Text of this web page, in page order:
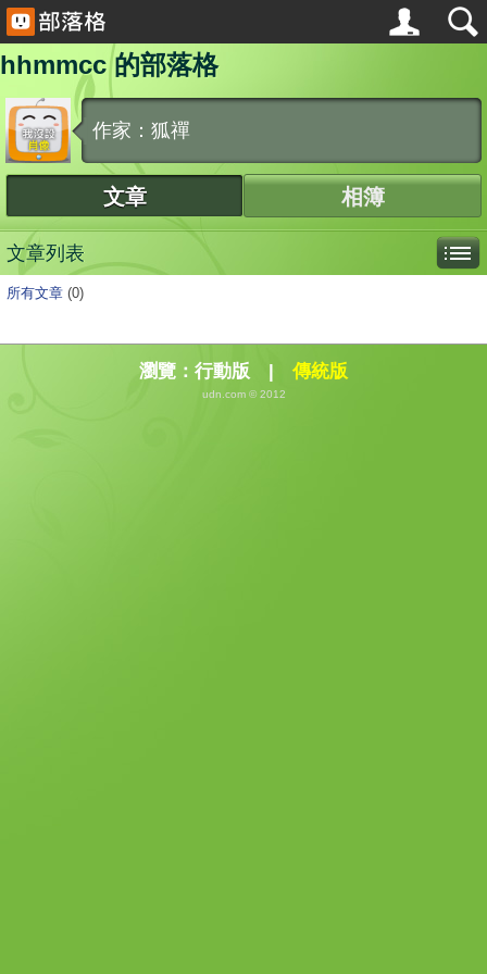
hhmmcc 的部落格
作家：狐禪
文章 相簿
文章列表
所有文章 (0)
瀏覽： 行動版 | 傳統版
udn.com © 2012